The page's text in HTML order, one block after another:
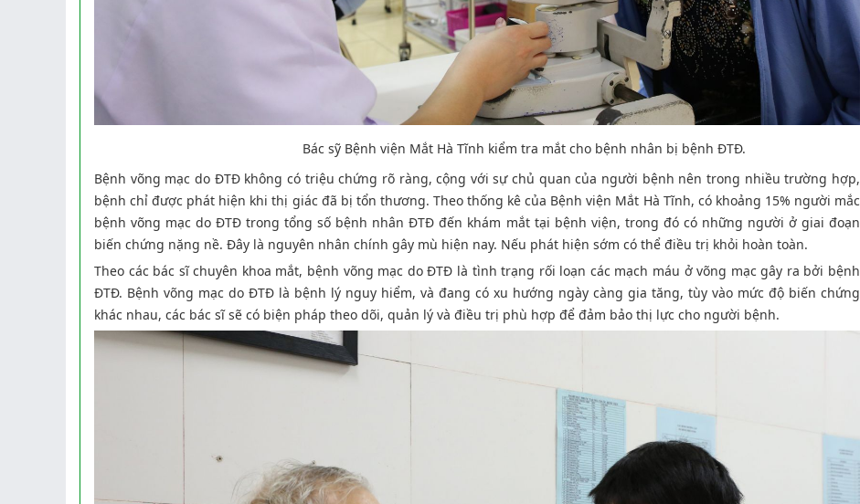
Bác sỹ Bệnh viện Mắt Hà Tĩnh kiểm tra mắt cho bệnh nhân bị bệnh ĐTĐ.
Bệnh võng mạc do ĐTĐ không có triệu chứng rõ ràng, cộng với sự chủ quan của người bệnh nên trong nhiều trường hợp,
bệnh chỉ được phát hiện khi thị giác đã bị tổn thương. Theo thống kê của Bệnh viện Mắt Hà Tĩnh, có khoảng 15% người mắc
bệnh võng mạc do ĐTĐ trong tổng số bệnh nhân ĐTĐ đến khám mắt tại bệnh viện, trong đó có những người ở giai đoạn
biến chứng nặng nề. Đây là nguyên nhân chính gây mù hiện nay. Nếu phát hiện sớm có thể điều trị khỏi hoàn toàn.
Theo các bác sĩ chuyên khoa mắt, bệnh võng mạc do ĐTĐ là tình trạng rối loạn các mạch máu ở võng mạc gây ra bởi bệnh
ĐTĐ. Bệnh võng mạc do ĐTĐ là bệnh lý nguy hiểm, và đang có xu hướng ngày càng gia tăng, tùy vào mức độ biến chứng
khác nhau, các bác sĩ sẽ có biện pháp theo dõi, quản lý và điều trị phù hợp để đảm bảo thị lực cho người bệnh.